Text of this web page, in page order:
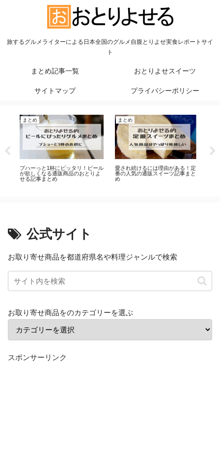
旅するグルメライターによる日本全国のグルメ自腹とりよせ実食レポートサイ
ト
まとめ記事一覧 おとりよせスイーツ
サイトマップ プライバシーポリシー
まとめ
プハーっと1杯にピッタリ！ビール
が欲しくなる通販商品のおとりよ
せる記事まとめ
まとめ
愛され続けるには理由がある！定
番の人気の通販スイーツ記事まと
め
公式サイト
お取り寄せ商品を都道府県名や料理ジャンルで検索
お取り寄せ商品をのカテゴリーを選ぶ
スポンサーリンク